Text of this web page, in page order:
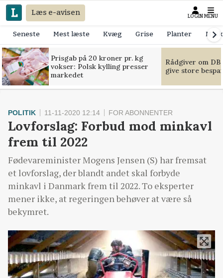
Læs e-avisen LOGIN MENU
Seneste Mest læste Kvæg Grise Planter
Prisgab på 20 kroner pr. kg
vokser: Polsk kylling presser
markedet
Rådgiver om
give store
POLITIK 11-11-2020 12:14 FOR ABONNENTER
Lovforslag: Forbud mod minkavl
frem til 2022
Fødevareminister Mogens Jensen (S) har fremsat
et lovforslag, der blandt andet skal forbyde
minkavl i Danmark frem til 2022. To eksperter
mener ikke, at regeringen behøver at være så
bekymret.